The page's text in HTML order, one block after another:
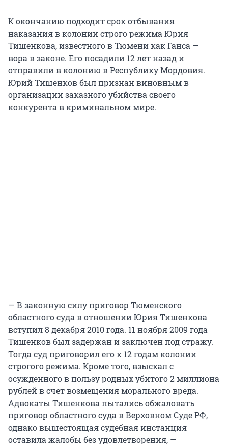
К окончанию подходит срок отбывания
наказания в колонии строго режима Юрия
Тишенкова, известного в Тюмени как Ганса —
вора в законе. Его посадили 12 лет назад и
отправили в колонию в Республику Мордовия.
Юрий Тишенков был признан виновным в
организации заказного убийства своего
конкурента в криминальном мире.
— В законную силу приговор Тюменского
областного суда в отношении Юрия Тишенкова
вступил 8 декабря 2010 года. 11 ноября 2009 года
Тишенков был задержан и заключен под стражу.
Тогда суд приговорил его к 12 годам колонии
строгого режима. Кроме того, взыскал с
осужденного в пользу родных убитого 2 миллиона
рублей в счет возмещения морального вреда.
Адвокаты Тишенкова пытались обжаловать
приговор областного суда в Верховном Суде РФ,
однако вышестоящая судебная инстанция
оставила жалобы без удовлетворения, —